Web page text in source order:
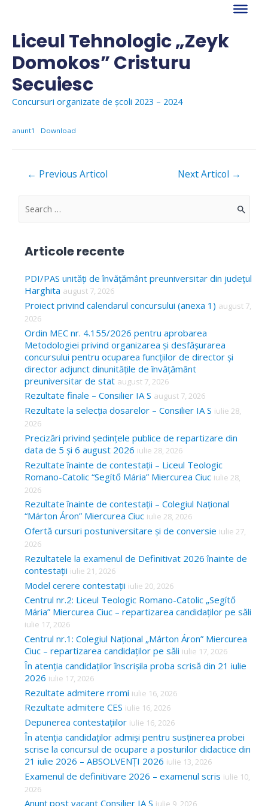
contentLiceul Tehnologic „Zeyk
Domokos” Cristuru
Secuiesc
Concursuri organizate de școli 2023 – 2024
anunt1 Download
Navigare
← Previous Articol Next Articol →
S
c
h
f
o
r
Articole recente
PDI/PAS unități de învățământ preuniversitar din județul
Harghita august 7, 2026
Proiect privind calendarul concursului (anexa 1) august 7,
2026
Ordin MEC nr. 4.155/2026 pentru aprobarea
Metodologiei privind organizarea și desfășurarea
concursului pentru ocuparea funcțiilor de director și
director adjunct dinunitățile de învățământ
preuniversitar de stat august 7, 2026
Rezultate finale – Consilier IA S august 7, 2026
Rezultate la selecția dosarelor – Consilier IA S iulie 28,
2026
Precizări privind ședințele publice de repartizare din
data de 5 și 6 august 2026 iulie 28, 2026
Rezultate înainte de contestații – Liceul Teologic
Romano-Catolic “Segítő Mária” Miercurea Ciuc iulie 28,
2026
Rezultate înainte de contestații – Colegiul Național
“Márton Áron” Miercurea Ciuc iulie 28, 2026
Ofertă cursuri postuniversitare și de conversie iulie 27,
2026
Rezultatele la examenul de Definitivat 2026 înainte de
contestații iulie 21, 2026
Model cerere contestații iulie 20, 2026
Centrul nr.2: Liceul Teologic Romano-Catolic „Segítő
Mária” Miercurea Ciuc – repartizarea candidaților pe săli
iulie 17, 2026
Centrul nr.1: Colegiul Național „Márton Áron” Miercurea
Ciuc – repartizarea candidaților pe săli iulie 17, 2026
În atenția candidaților înscrișila proba scrisă din 21 iulie
2026 iulie 17, 2026
Rezultate admitere rromi iulie 16, 2026
Rezultate admitere CES iulie 16, 2026
Depunerea contestațiilor iulie 16, 2026
În atenția candidaților admiși pentru susținerea probei
scrise la concursul de ocupare a posturilor didactice din
21 iulie 2026 – ABSOLVENȚI 2026 iulie 13, 2026
Examenul de definitivare 2026 – examenul scris iulie 10,
2026
Anunț post vacant Consilier IA S iulie 9, 2026